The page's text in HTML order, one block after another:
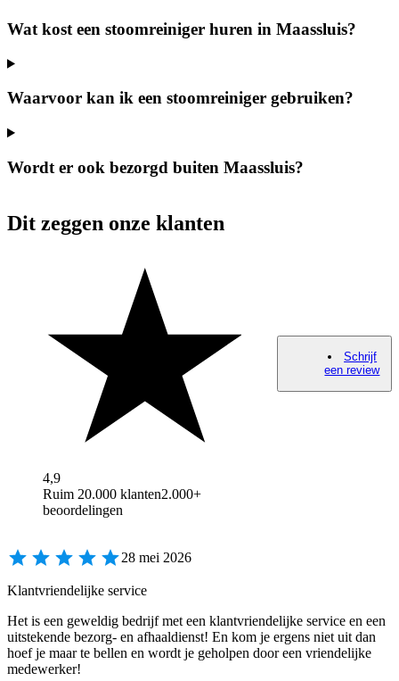
Wat kost een stoomreiniger huren in Maassluis?
Waarvoor kan ik een stoomreiniger gebruiken?
Wordt er ook bezorgd buiten Maassluis?
Dit zeggen onze klanten
4,9
Ruim 20.000 klanten2.000+
beoordelingen
Schrijf
een review
28 mei 2026
Klantvriendelijke service
Het is een geweldig bedrijf met een klantvriendelijke service en een
uitstekende bezorg- en afhaaldienst! En kom je ergens niet uit dan
hoef je maar te bellen en wordt je geholpen door een vriendelijke
medewerker!